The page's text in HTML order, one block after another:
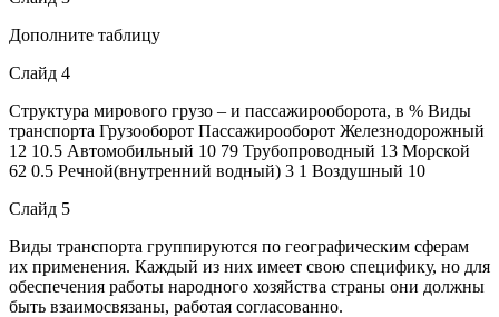
Дополните таблицу
Слайд 4
Структура мирового грузо – и пассажирооборота, в % Виды
транспорта Грузооборот Пассажирооборот Железнодорожный
12 10.5 Автомобильный 10 79 Трубопроводный 13 Морской
62 0.5 Речной(внутренний водный) 3 1 Воздушный 10
Слайд 5
Виды транспорта группируются по географическим сферам
их применения. Каждый из них имеет свою специфику, но для
обеспечения работы народного хозяйства страны они должны
быть взаимосвязаны, работая согласованно.